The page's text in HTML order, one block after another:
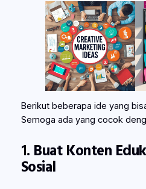
Berikut beberapa ide yang
Semoga ada yang cocok
1. Buat Konten
Sosial